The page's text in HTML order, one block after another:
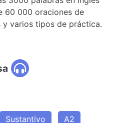
60 000 oraciones de
y varios tipos de práctica.
Sustantivo A2